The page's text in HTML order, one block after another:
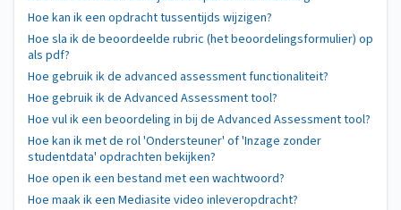
Hoe kan ik een opdracht tussentijds wijzigen?
Hoe sla ik de beoordeelde rubric (het beoordelingsformulier) op
als pdf?
Hoe gebruik ik de advanced assessment functionaliteit?
Hoe gebruik ik de Advanced Assessment tool?
Hoe vul ik een beoordeling in bij de Advanced Assessment tool?
Hoe kan ik met de rol 'Ondersteuner' of 'Inzage zonder
studentdata' opdrachten bekijken?
Hoe open ik een bestand met een wachtwoord?
Hoe maak ik een Mediasite video inleveropdracht?